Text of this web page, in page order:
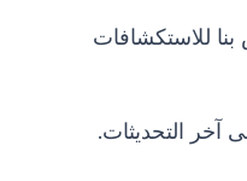
بنا للاستكشافات
آخر التحديثات.